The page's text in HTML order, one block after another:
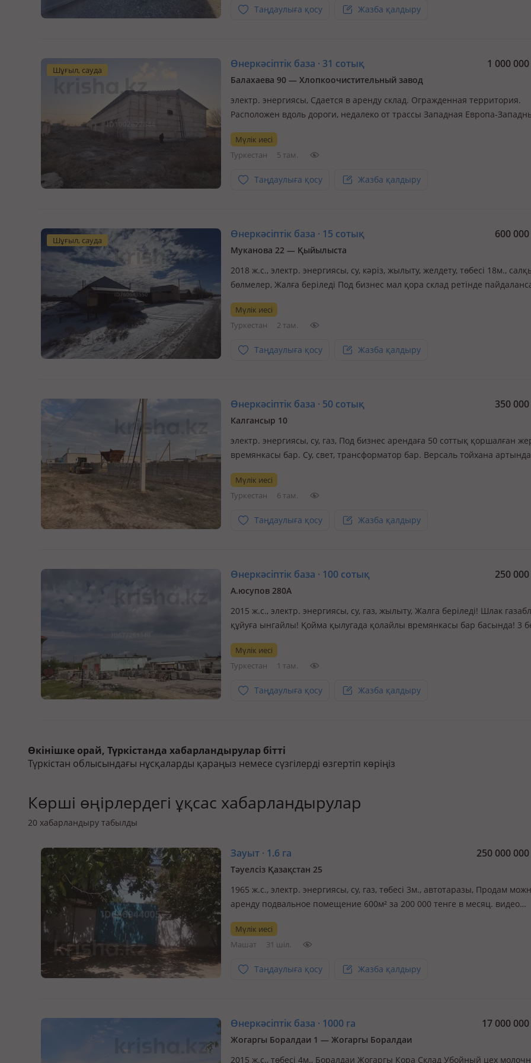
Таңдаулыға қосу Жазба қалдыру
Шұғыл, сауда Өнеркәсіптік база · 31 сотық 1 000 000
Балахаева 90 — Хлопкоочистительный завод
электр. энергиясы, Сдается в аренду склад. Огражденная территория.
Расположен вдоль дороги, недалеко от трассы Западная Европа-
условий по инвестированию. Есть комната для охраны
Мүлік иесі
Туркестан
5 там.
Таңдаулыға қосу Жазба қалдыру
Шұғыл, сауда Өнеркәсіптік база · 15 сотық 600 000
Муканова 22 — Қыйылыста
2018 ж.с., электр. энергиясы, су, кәріз, жылыту, желдету, төбесі 18м.,
бөлмелер, Жалға беріледі Под бизнес мал қора склад ретінде
орыны мал бағатын орындары қой, сиыр, жылқы барлығы бар септик
склад ретінд…
Мүлік иесі
Туркестан
2 там.
Таңдаулыға қосу Жазба қалдыру
Өнеркәсіптік база · 50 сотық 350 000
Калгансыр 10
электр. энергиясы, су, газ, Под бизнес арендаға 50 соттық қоршалған
времянкасы бар. Су, свет, трансформатор бар. Версаль тойхана артында
Мүлік иесі
Туркестан
6 там.
Таңдаулыға қосу Жазба қалдыру
Өнеркәсіптік база · 100 сотық 250 000
А.юсупов 280А
2015 ж.с., электр. энергиясы, су, газ, жылыту, Жалга беріледі! Шлак
құйуға ынгайлы! Қойма қылугада қолайлы времянкасы бар басында! 3
Мүлік иесі
Туркестан
1 там.
Таңдаулыға қосу Жазба қалдыру
Өкінішке орай, Түркістанда хабарландырулар бітті
Түркістан облысындағы нұсқаларды қараңыз немесе сүзгілерді өзгертіп көріңіз
Көрші өңірлердегі ұқсас хабарландырулар
20 хабарландыру табылды
Зауыт · 1.6 га 250 000 000
Тәуелсіз Қазақстан 25
1965 ж.с., электр. энергиясы, су, газ, төбесі 3м., автотаразы, Продам
аренду подвальное помещение 600м² за 200 000 тенге в месяц. видео
высокого давления Эл. энергия с личным трансформатором Вода
родников…
Мүлік иесі
Машат
31 шіл.
Таңдаулыға қосу Жазба қалдыру
Өнеркәсіптік база · 1000 га 17 000 000
Жогаргы Боралдаи 1 — Жогаргы Боралдаи
2015 ж.с., төбесі 4м., Боралдаи Жогаргы Кора Склад Убойный цех